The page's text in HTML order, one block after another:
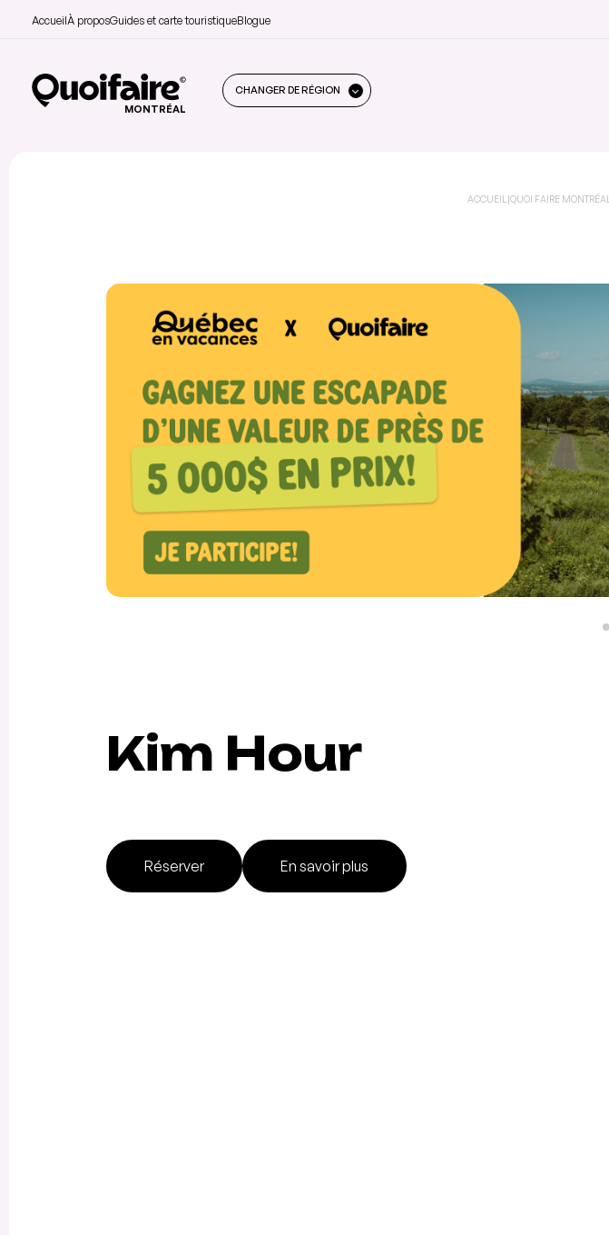
AccueilÀ proposGuides et carte touristiqueBlogue
MONTRÉAL
CHANGER DE RÉGION
ACCUEIL |QUOI FAIRE MONTRÉAL
Kim Hour
Réserver En savoir plus